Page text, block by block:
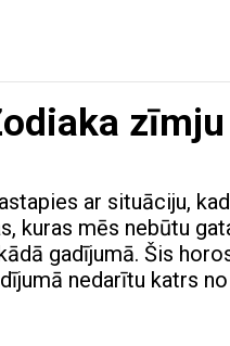
ar situāciju,
kuras mēs nebūtu
gadījumā. Šis
nedarītu katrs